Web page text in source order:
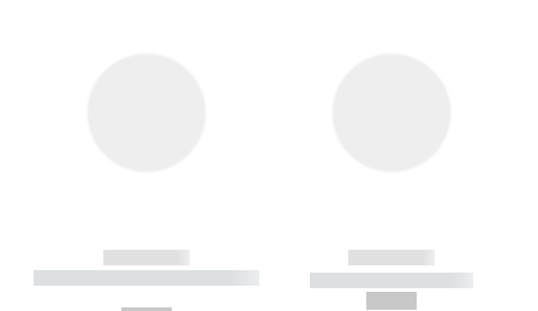
------------
----------- ----------- --------
------------
----------- -----------